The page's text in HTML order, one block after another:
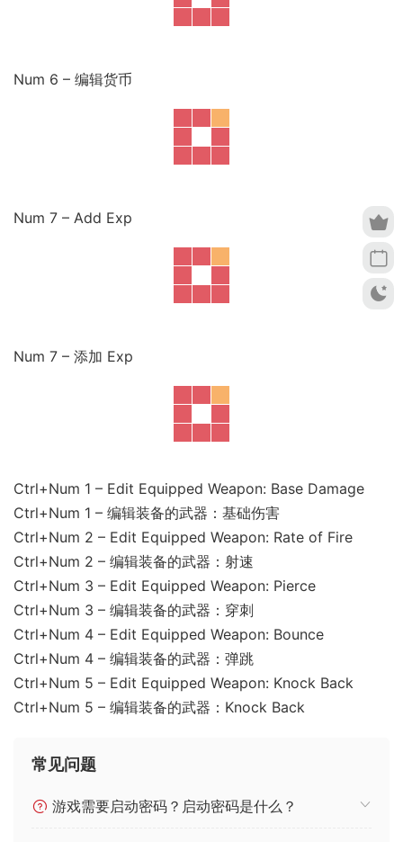
Num 6 – 编辑货币
Num 7 – Add Exp
Num 7 – 添加 Exp
Ctrl+Num 1 – Edit Equipped Weapon: Base Damage
Ctrl+Num 1 – 编辑装备的武器：基础伤害
Ctrl+Num 2 – Edit Equipped Weapon: Rate of Fire
Ctrl+Num 2 – 编辑装备的武器：射速
Ctrl+Num 3 – Edit Equipped Weapon: Pierce
Ctrl+Num 3 – 编辑装备的武器：穿刺
Ctrl+Num 4 – Edit Equipped Weapon: Bounce
Ctrl+Num 4 – 编辑装备的武器：弹跳
Ctrl+Num 5 – Edit Equipped Weapon: Knock Back
Ctrl+Num 5 – 编辑装备的武器：Knock Back
常见问题
游戏需要启动密码？启动密码是什么？